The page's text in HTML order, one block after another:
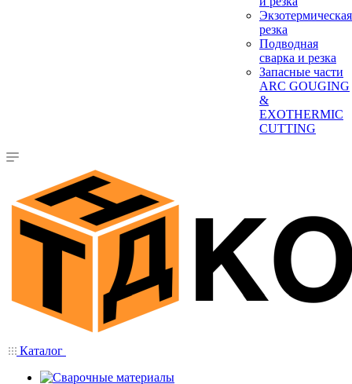
Экзотермическая
резка
Подводная
сварка и резка
Запасные части
ARC GOUGING
&
EXOTHERMIC
CUTTING
Каталог